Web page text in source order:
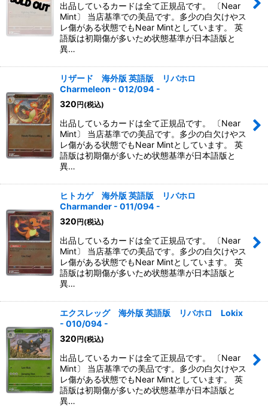
出品しているカードは全て正規品です。 〔Near
Mint〕 当店基準での美品です。多少の白欠けやス
レ傷がある状態でもNear Mintとしています。 英
語版は初期傷が多いため状態基準が日本語版と
異…
リザード 海外版 英語版 リバホロ
Charmeleon - 012/094 -
320円(税込)
出品しているカードは全て正規品です。 〔Near
Mint〕 当店基準での美品です。多少の白欠けやス
レ傷がある状態でもNear Mintとしています。 英
語版は初期傷が多いため状態基準が日本語版と
異…
ヒトカゲ 海外版 英語版 リバホロ
Charmander - 011/094 -
320円(税込)
出品しているカードは全て正規品です。 〔Near
Mint〕 当店基準での美品です。多少の白欠けやス
レ傷がある状態でもNear Mintとしています。 英
語版は初期傷が多いため状態基準が日本語版と
異…
エクスレッグ 海外版 英語版 リバホロ Lokix
- 010/094 -
320円(税込)
出品しているカードは全て正規品です。 〔Near
Mint〕 当店基準での美品です。多少の白欠けやス
レ傷がある状態でもNear Mintとしています。 英
語版は初期傷が多いため状態基準が日本語版と
異…